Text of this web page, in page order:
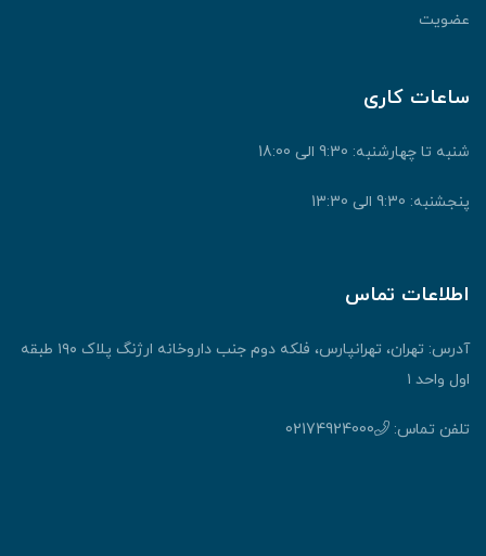
عضویت
ساعات کاری
شنبه تا چهارشنبه: 9:30 الی 18:00
پنجشنبه: 9:30 الی 13:30
اطلاعات تماس
آدرس: تهران، تهرانپارس، فلکه دوم جنب داروخانه ارژنگ پلاک ۱۹۰ طبقه
اول واحد ۱
تلفن تماس: 02174924000